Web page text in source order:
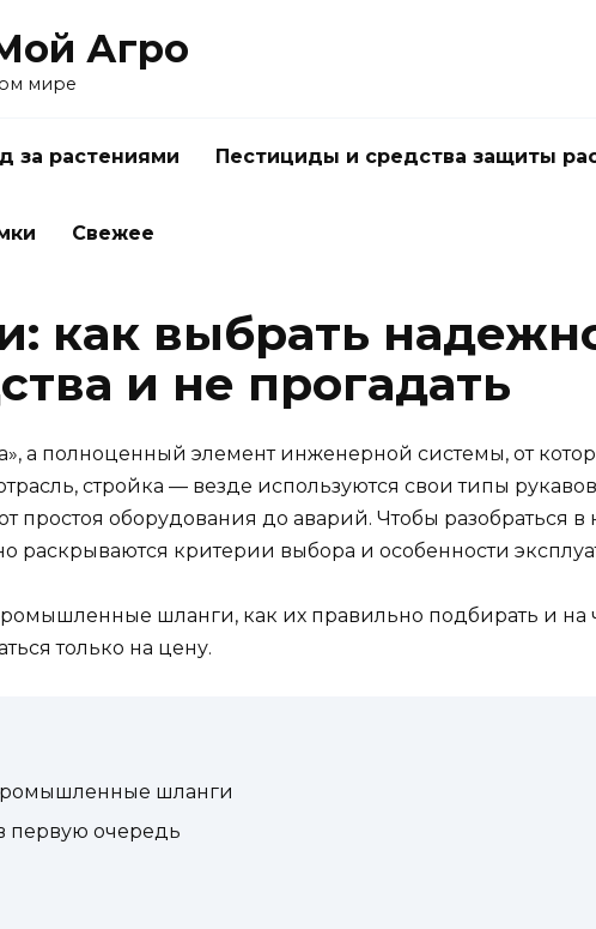
Агро
мире
за растениями Пестициды и средства защиты
Свежее
как выбрать
и не прогадать
а полноценный элемент инженерной системы, от
стройка — везде используются свои типы
простоя оборудования до аварий. Чтобы разобраться в
раскрываются критерии выбора и особенности
шланги, как их правильно подбирать и на
только на цену.
шланги
первую очередь